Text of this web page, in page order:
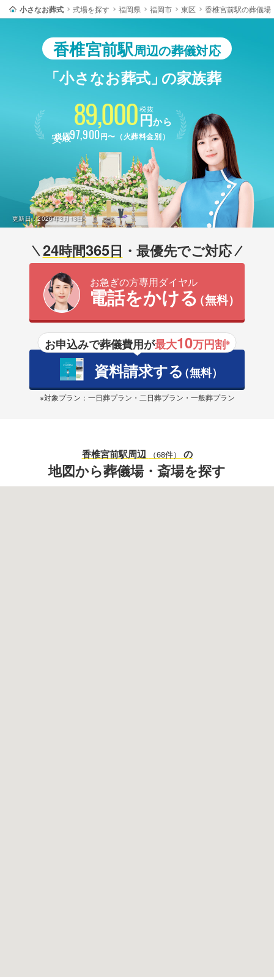
小さなお葬式 式場を探す 福岡県 福岡市 東区 香椎宮前駅の葬儀場
香椎宮前駅周辺の葬儀対応
「小さなお葬式」の家族葬
更新日：2026年2月13日
89,000 税抜
円から
税込97,900円〜（火葬料金別）
24時間365日 ・最優先でご対応
お急ぎの方専用ダイヤル
電話をかける（無料）
お申込みで葬儀費用が最大10万円割※
資料請求する（無料）
※対象プラン：一日葬プラン・二日葬プラン・一般葬プラン
香椎宮前駅周辺 （68件） の
地図から葬儀場・斎場を探す